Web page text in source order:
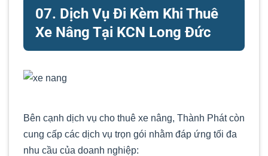
07. Dịch Vụ Đi Kèm Khi Thuê
Xe Nâng Tại KCN Long Đức
Bên cạnh dịch vụ cho thuê xe nâng, Thành Phát còn
cung cấp các dịch vụ trọn gói nhằm đáp ứng tối đa
nhu cầu của doanh nghiệp: